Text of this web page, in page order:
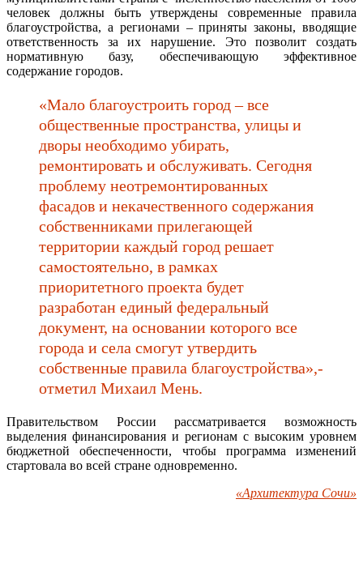
человек должны быть утверждены современные правила
благоустройства, а регионами – приняты законы, вводящие
ответственность за их нарушение. Это позволит создать
нормативную базу, обеспечивающую эффективное
содержание городов.
«Мало благоустроить город – все
общественные пространства, улицы и
дворы необходимо убирать,
ремонтировать и обслуживать. Сегодня
проблему неотремонтированных
фасадов и некачественного содержания
собственниками прилегающей
территории каждый город решает
самостоятельно, в рамках
приоритетного проекта будет
разработан единый федеральный
документ, на основании которого все
города и села смогут утвердить
собственные правила благоустройства»,-
отметил Михаил Мень.
Правительством России рассматривается возможность
выделения финансирования и регионам с высоким уровнем
бюджетной обеспеченности, чтобы программа изменений
стартовала во всей стране одновременно.
«Архитектура Сочи»